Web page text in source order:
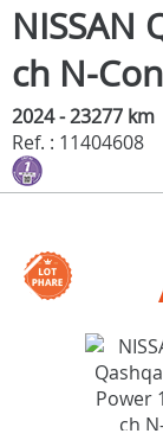
NISSAN
ch N-
2024 - 23277 km
Ref. : 11404608